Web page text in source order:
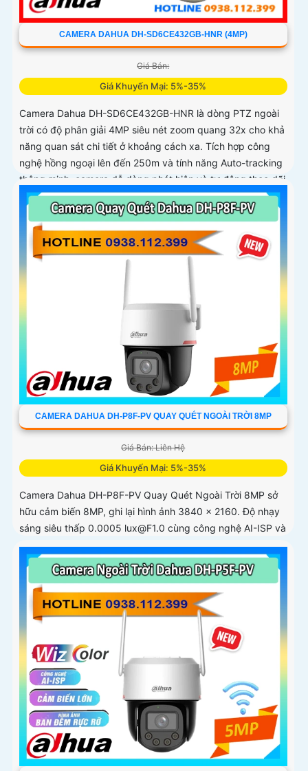
CAMERA DAHUA DH-SD6CE432GB-HNR (4MP)
Giá Bán:
Giá Khuyến Mại: 5%-35%
Camera Dahua DH-SD6CE432GB-HNR là dòng PTZ ngoài
trời có độ phân giải 4MP siêu nét zoom quang 32x cho khả
năng quan sát chi tiết ở khoảng cách xa. Tích hợp công
nghệ hồng ngoại lên đến 250m và tính năng Auto-tracking
thông minh, camera dễ dàng phát hiện và tự động theo dõi
mục tiêu chuyển động
CAMERA DAHUA DH-P8F-PV QUAY QUÉT NGOÀI TRỜI 8MP
Giá Bán: Liên Hệ
Giá Khuyến Mại: 5%-35%
Camera Dahua DH-P8F-PV Quay Quét Ngoài Trời 8MP sở
hữu cảm biến 8MP, ghi lại hình ảnh 3840 × 2160. Độ nhạy
sáng siêu thấp 0.0005 lux@F1.0 cùng công nghệ AI-ISP và
cảm biến lớn...